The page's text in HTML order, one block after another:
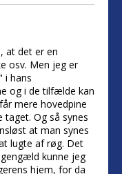
at det er en
osv. Men jeg er
i hans
og i de tilfælde kan
mere hovedpine
taget. Og så synes
at man synes
lugte af røg. Det
kunne jeg
hjem, for da